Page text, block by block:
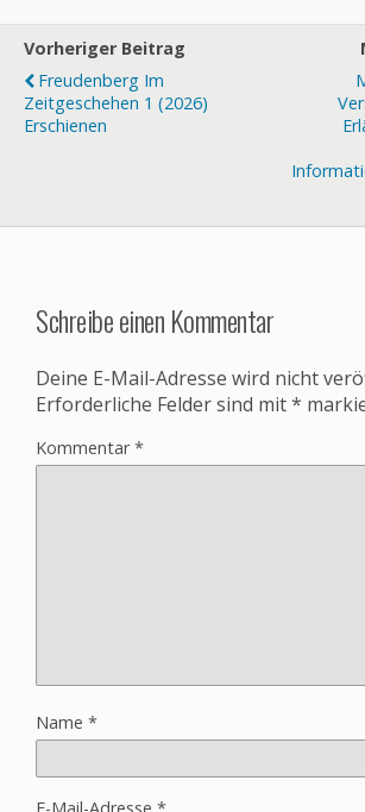
Vorheriger Beitrag
Freudenberg Im
Zeitgeschehen 1 (2026)
Erschienen
Schreibe einen Kommentar
Deine E-Mail-Adresse wird nicht
Erforderliche Felder sind mit*
Kommentar*
Name *